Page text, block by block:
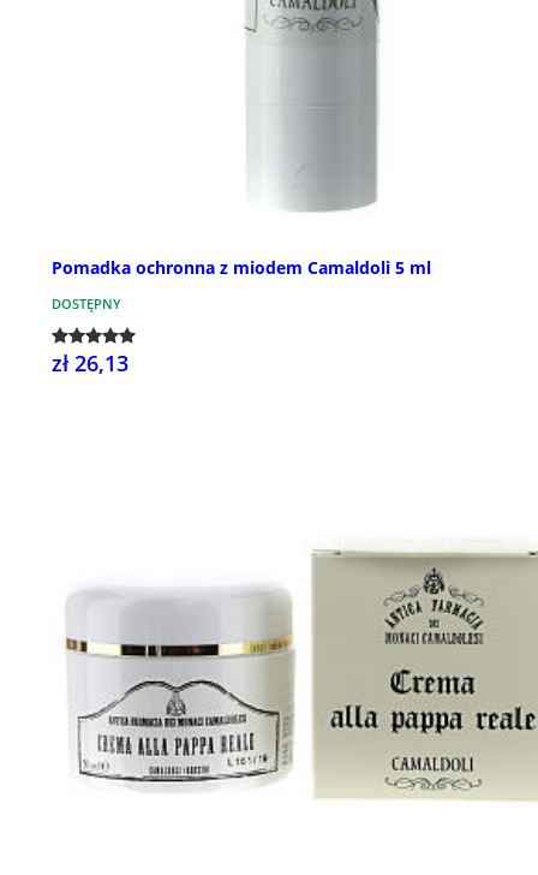
Pomadka ochronna z miodem Camaldoli 5 ml
DOSTĘPNY
zł 26,13